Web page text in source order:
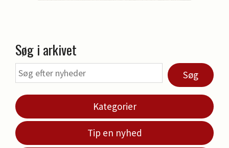
Søg i arkivet
Søg
Kategorier
Tip en nyhed